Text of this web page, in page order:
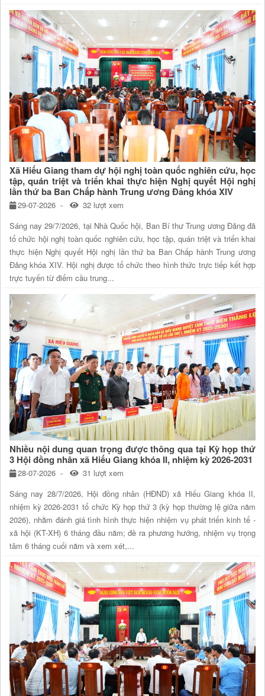
Xã Hiếu Giang tham dự hội nghị toàn quốc nghiên cứu, học
tập, quán triệt và triển khai thực hiện Nghị quyết Hội nghị
lần thứ ba Ban Chấp hành Trung ương Đảng khóa XIV
29-07-2026
32 lượt xem
Sáng nay 29/7/2026, tại Nhà Quốc hội, Ban Bí thư Trung ương Đảng đã
tổ chức hội nghị toàn quốc nghiên cứu, học tập, quán triệt và triển khai
thực hiện Nghị quyết Hội nghị lần thứ ba Ban Chấp hành Trung ương
Đảng khóa XIV. Hội nghị được tổ chức theo hình thức trực tiếp kết hợp
trực tuyến từ điểm cầu trung...
Nhiều nội dung quan trọng được thông qua tại Kỳ họp thứ
3 Hội đồng nhân xã Hiếu Giang khóa II, nhiệm kỳ 2026-2031
28-07-2026
31 lượt xem
Sáng nay 28/7/2026, Hội đồng nhân (HĐND) xã Hiếu Giang khóa II,
nhiệm kỳ 2026-2031 tổ chức Kỳ họp thứ 3 (kỳ họp thường lệ giữa năm
2026), nhằm đánh giá tình hình thực hiện nhiệm vụ phát triển kinh tế -
xã hội (KT-XH) 6 tháng đầu năm; đề ra phương hướng, nhiệm vụ trọng
tâm 6 tháng cuối năm và xem xét,...